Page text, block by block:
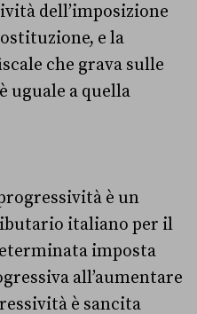
dell’imposizione
e la
che grava sulle
uguale a quella
è un
italiano per il
imposta
all’aumentare
è sancita